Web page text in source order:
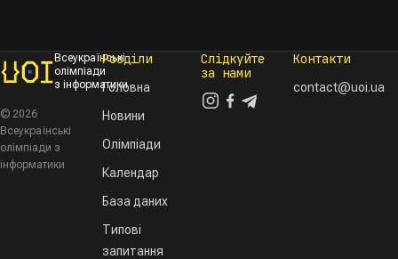
Всеукраїнські
олімпіади
з інформатики
© 2026
Всеукраїнські
олімпіади з
інформатики
Розділи
Головна
Новини
Олімпіади
Календар
База даних
Типові
запитання
Слідкуйте
за нами
Контакти
contact@uoi.ua